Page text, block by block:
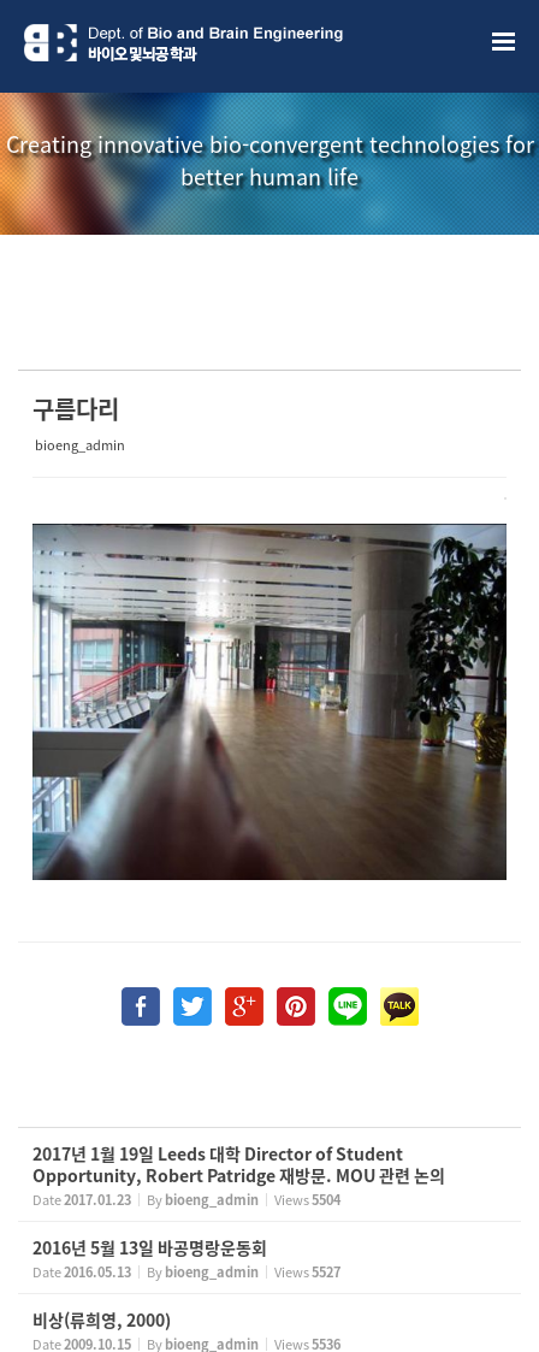
Creating innovative bio-convergent technologies for
better human life
소식지
구름다리
bioeng_admin
2017년 1월 19일 Leeds 대학 Director of Student
Opportunity, Robert Patridge 재방문. MOU 관련 논의
Date2017.01.23 Bybioeng_admin Views5504
2016년 5월 13일 바공명랑운동회
Date2016.05.13 Bybioeng_admin Views5527
비상(류희영, 2000)
Date2009.10.15 Bybioeng_admin Views5536